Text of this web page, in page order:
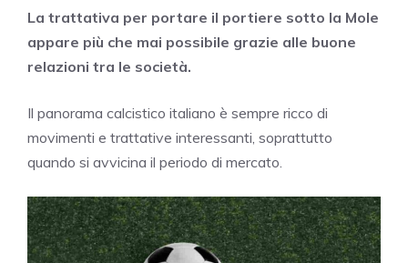
La trattativa per portare il portiere sotto la Mole
appare più che mai possibile grazie alle buone
relazioni tra le società.
Il panorama calcistico italiano è sempre ricco di
movimenti e trattative interessanti, soprattutto
quando si avvicina il periodo di mercato.